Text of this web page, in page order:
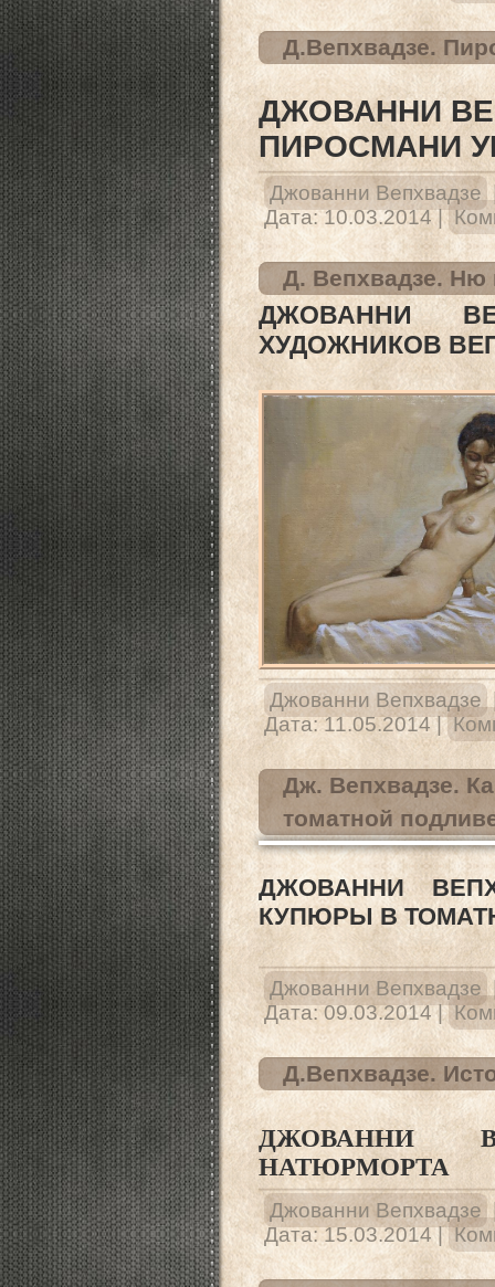
Д.Вепхвадзе.
ДЖОВАННИ
ПИРОСМАНИ
Джованни Вепхвадзе
Дата: 10.03.2014 |
Д. Вепхвадзе. Ню
ДЖОВАННИ
ХУДОЖНИКОВ
Джованни Вепхвадзе
Дата: 11.05.2014 |
Дж. Вепхвадзе.
томатной
ДЖОВАННИ
КУПЮРЫ В
НЕТ
Джованни Вепхвадзе
Дата: 09.03.2014 |
Д.Вепхвадзе.
ДЖОВАННИ
НАТЮРМОРТА
Джованни Вепхвадзе
Дата: 15.03.2014 |